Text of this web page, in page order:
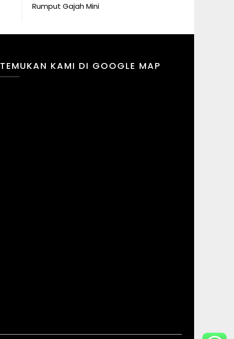
Rumput Gajah Mini
TEMUKAN KAMI DI GOOGLE MAP